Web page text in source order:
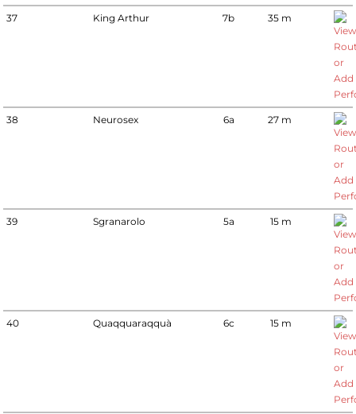
37 King Arthur 7b 35 m
38 Neurosex 6a 27 m
39 Sgranarolo 5a 15 m
40 Quaqquaraqquà 6c 15 m